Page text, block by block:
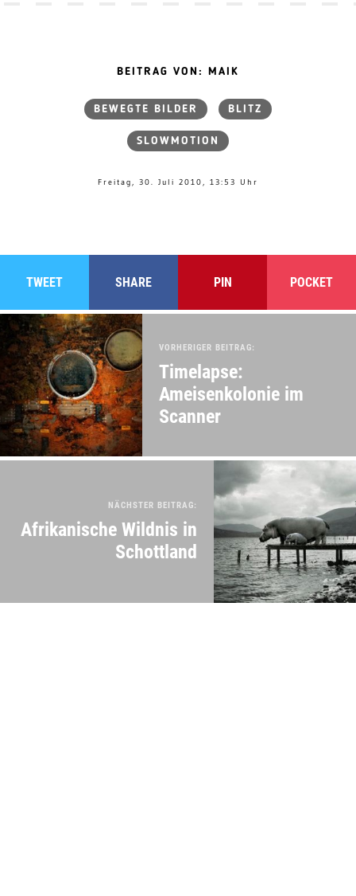
BEITRAG VON: MAIK
BEWEGTE BILDER BLITZ
SLOWMOTION
Freitag, 30. Juli 2010, 13:53 Uhr
TWEET SHARE PIN POCKET
VORHERIGER BEITRAG:
Timelapse:
Ameisenkolonie im
Scanner
NÄCHSTER BEITRAG:
Afrikanische Wildnis in
Schottland